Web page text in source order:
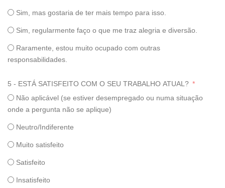
Sim, mas gostaria de ter mais tempo para isso.
Sim, regularmente faço o que me traz alegria e diversão.
Raramente, estou muito ocupado com outras
responsabilidades.
5 - ESTÁ SATISFEITO COM O SEU TRABALHO ATUAL?
Não aplicável (se estiver desempregado ou numa situação
onde a pergunta não se aplique)
Neutro/Indiferente
Muito satisfeito
Satisfeito
Insatisfeito